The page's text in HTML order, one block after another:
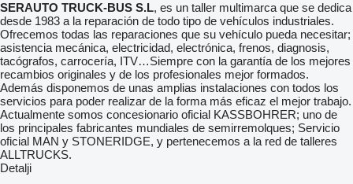
SERAUTO TRUCK-BUS S.L, es un taller multimarca que se dedica
desde 1983 a la reparación de todo tipo de vehículos industriales.
Ofrecemos todas las reparaciones que su vehículo pueda necesitar;
asistencia mecánica, electricidad, electrónica, frenos, diagnosis,
tacógrafos, carrocería, ITV…Siempre con la garantía de los mejores
recambios originales y de los profesionales mejor formados.
Además disponemos de unas amplias instalaciones con todos los
servicios para poder realizar de la forma más eficaz el mejor trabajo.
Actualmente somos concesionario oficial KASSBOHRER; uno de
los principales fabricantes mundiales de semirremolques; Servicio
oficial MAN y STONERIDGE, y pertenecemos a la red de talleres
ALLTRUCKS.
Detalji